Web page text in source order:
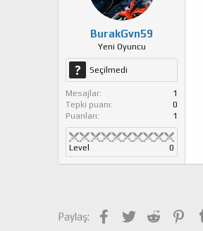
a
a
n
g
ı
ç
t
a
i
BurakGvn59
Yeni Oyuncu
Seçilmedi
Mesajlar
1
Tepki puanı
0
Puanları
1
Level 0
Paylaş: Facebook
TwitterReddit